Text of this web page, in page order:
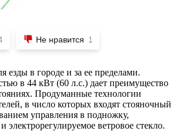
Не нравится 1
езды в городе и за ее пределами.
в 44 кВт (60 л.с.) дает преимущество
Продуманные технологии
в число которых входят стояночный
управления в подножку,
электрорегулируемое ветровое стекло.